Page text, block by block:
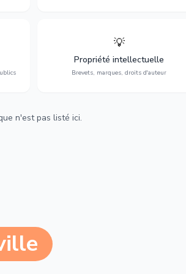
💡
Propriété intellectuelle
Brevets, marques, droits d'auteur
Protection de vos créations : brevets,
marques, droits d'auteur et lutte contre la
contrefaçon.
n'est pas listé ici.